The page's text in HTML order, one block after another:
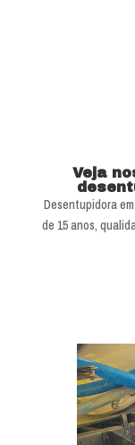
Veja
Desentupidora
de 15 anos,